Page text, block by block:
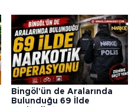
Bingöl'ün de Aralarında
Bulunduğu 69 İlde